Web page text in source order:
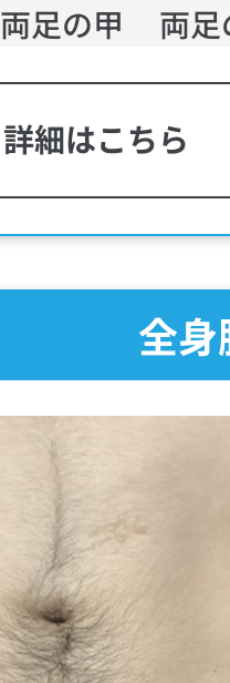
両足の甲
両
詳細はこちら
全